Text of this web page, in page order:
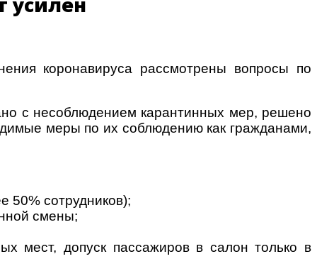
коронавируса рассмотрены вопросы по
с несоблюдением карантинных мер, решено
меры по их соблюдению как гражданами,
50% сотрудников);
смены;
мест, допуск пассажиров в салон только в